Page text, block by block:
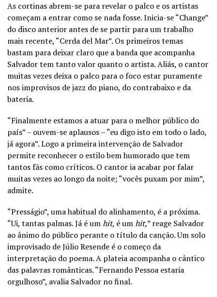
As cortinas abrem-se para revelar o palco e os artistas
começam a entrar como se nada fosse. Inicia-se “Change”
do disco anterior antes de se partir para um trabalho
mais recente, “Cerda del Mar”. Os primeiros temas
bastam para deixar claro que a banda que acompanha
Salvador tem tanto valor quanto o artista. Aliás, o cantor
muitas vezes deixa o palco para o foco estar puramente
nos improvisos de jazz do piano, do contrabaixo e da
bateria.
“Finalmente estamos a atuar para o melhor público do
país” – ouvem-se aplausos – “eu digo isto em todo o lado,
já agora”. Logo a primeira intervenção de Salvador
permite reconhecer o estilo bem humorado que tem
tantos fãs como críticos. O cantor ia acabar por falar
muitas vezes ao longo da noite; “vocês puxam por mim”,
admite.
“Presságio”, uma habitual do alinhamento, é a próxima.
“Ui, tantas palmas. Já é umhit, é umhit,” reage Salvador
ao ânimo do público perante o título da canção. Um solo
improvisado de Júlio Resende é o começo da
interpretação do poema. A plateia acompanha o cântico
das palavras românticas. “Fernando Pessoa estaria
orgulhoso”, avalia Salvador no final.